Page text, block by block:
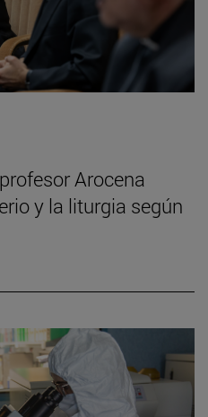
Arocena
y la liturgia según